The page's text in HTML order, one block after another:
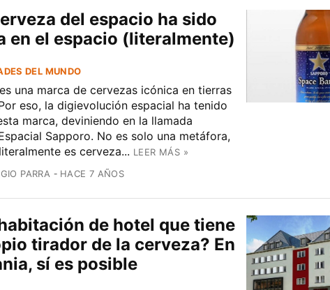
del espacio ha sido
en el espacio (literalmente)
DEL MUNDO
una marca de cervezas icónica en tierras
eso, la digievolución espacial ha tenido
marca, deviniendo en la llamada
Sapporo. No es solo una metáfora,
es cerveza... LEER MÁS »
PARRA HACE 7 AÑOS
de hotel que tiene
tirador de la cerveza? En
sí es posible